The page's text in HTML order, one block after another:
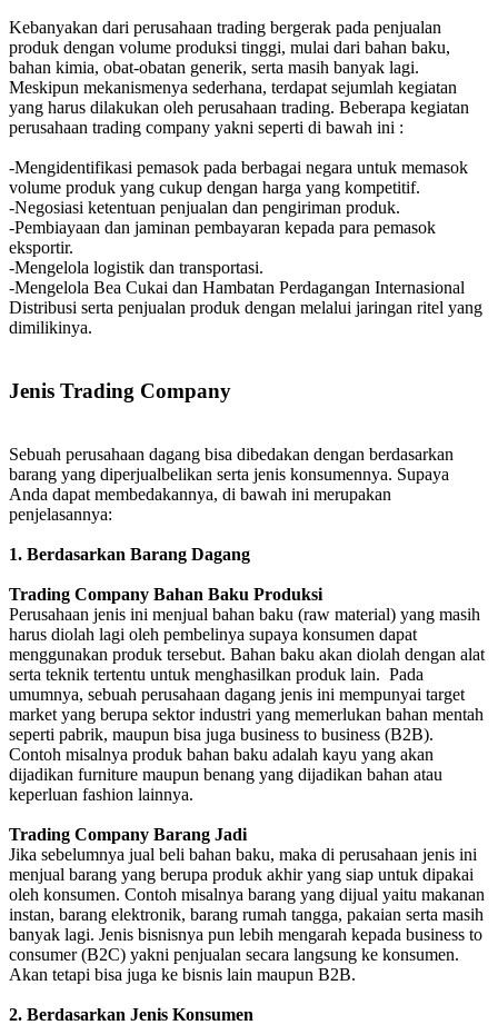
Kebanyakan dari perusahaan trading bergerak pada penjualan
produk dengan volume produksi tinggi, mulai dari bahan baku,
bahan kimia, obat-obatan generik, serta masih banyak lagi.
Meskipun mekanismenya sederhana, terdapat sejumlah kegiatan
yang harus dilakukan oleh perusahaan trading. Beberapa kegiatan
perusahaan trading company yakni seperti di bawah ini :
-Mengidentifikasi pemasok pada berbagai negara untuk memasok
volume produk yang cukup dengan harga yang kompetitif.
-Negosiasi ketentuan penjualan dan pengiriman produk.
-Pembiayaan dan jaminan pembayaran kepada para pemasok
eksportir.
-Mengelola logistik dan transportasi.
-Mengelola Bea Cukai dan Hambatan Perdagangan Internasional
Distribusi serta penjualan produk dengan melalui jaringan ritel yang
dimilikinya.
Jenis Trading Company
Sebuah perusahaan dagang bisa dibedakan dengan berdasarkan
barang yang diperjualbelikan serta jenis konsumennya. Supaya
Anda dapat membedakannya, di bawah ini merupakan
penjelasannya:
1. Berdasarkan Barang Dagang
Trading Company Bahan Baku Produksi
Perusahaan jenis ini menjual bahan baku (raw material) yang masih
harus diolah lagi oleh pembelinya supaya konsumen dapat
menggunakan produk tersebut. Bahan baku akan diolah dengan alat
serta teknik tertentu untuk menghasilkan produk lain. Pada
umumnya, sebuah perusahaan dagang jenis ini mempunyai target
market yang berupa sektor industri yang memerlukan bahan mentah
seperti pabrik, maupun bisa juga business to business (B2B).
Contoh misalnya produk bahan baku adalah kayu yang akan
dijadikan furniture maupun benang yang dijadikan bahan atau
keperluan fashion lainnya.
Trading Company Barang Jadi
Jika sebelumnya jual beli bahan baku, maka di perusahaan jenis ini
menjual barang yang berupa produk akhir yang siap untuk dipakai
oleh konsumen. Contoh misalnya barang yang dijual yaitu makanan
instan, barang elektronik, barang rumah tangga, pakaian serta masih
banyak lagi. Jenis bisnisnya pun lebih mengarah kepada business to
consumer (B2C) yakni penjualan secara langsung ke konsumen.
Akan tetapi bisa juga ke bisnis lain maupun B2B.
2. Berdasarkan Jenis Konsumen